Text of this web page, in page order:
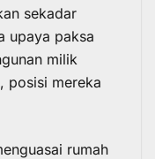
sekadar
upaya paksa
milik
posisi mereka
rumah